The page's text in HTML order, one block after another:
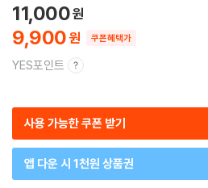
9,900
11,000
쿠폰혜택가
YES포인트
사용 가능한 쿠폰 받기
앱 다운 시 1천원 상품권